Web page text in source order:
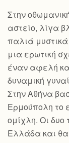
Στην
αστείο, λίγα
παλιά μυστικά
μια ερωτική
έναν αφελή
δυναμική
Στην Αθήνα
Ερμούπολη το
ομίχλη. Οι δυο
Ελλάδα και θα